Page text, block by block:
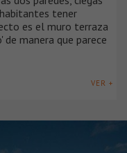
tener
es el muro terraza
de manera que parece
VER +